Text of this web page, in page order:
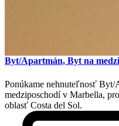
Byt/Apartmán, Byt na
Ponúkame nehnuteľnosť Byt/
medziposchodí v Marbella,
oblasť Costa del Sol.